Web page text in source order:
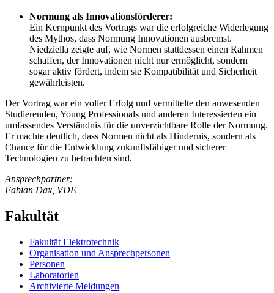
Normung als Innovationsförderer:
Ein Kernpunkt des Vortrags war die erfolgreiche Widerlegung
des Mythos, dass Normung Innovationen ausbremst.
Niedziella zeigte auf, wie Normen stattdessen einen Rahmen
schaffen, der Innovationen nicht nur ermöglicht, sondern
sogar aktiv fördert, indem sie Kompatibilität und Sicherheit
gewährleisten.
Der Vortrag war ein voller Erfolg und vermittelte den anwesenden
Studierenden, Young Professionals und anderen Interessierten ein
umfassendes Verständnis für die unverzichtbare Rolle der Normung.
Er machte deutlich, dass Normen nicht als Hindernis, sondern als
Chance für die Entwicklung zukunftsfähiger und sicherer
Technologien zu betrachten sind.
Ansprechpartner:
Fabian Dax, VDE
Fakultät
Fakultät Elektrotechnik
Organisation und Ansprechpersonen
Personen
Laboratorien
Archivierte Meldungen